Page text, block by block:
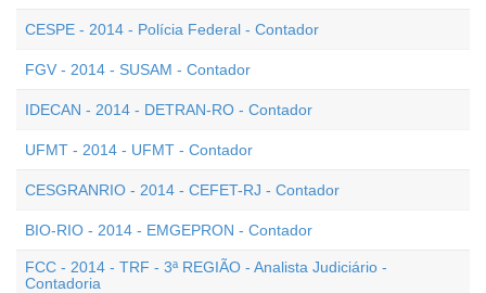
CESPE - 2014 - Polícia Federal - Contador
FGV - 2014 - SUSAM - Contador
IDECAN - 2014 - DETRAN-RO - Contador
UFMT - 2014 - UFMT - Contador
CESGRANRIO - 2014 - CEFET-RJ - Contador
BIO-RIO - 2014 - EMGEPRON - Contador
FCC - 2014 - TRF - 3ª REGIÃO - Analista Judiciário -
Contadoria